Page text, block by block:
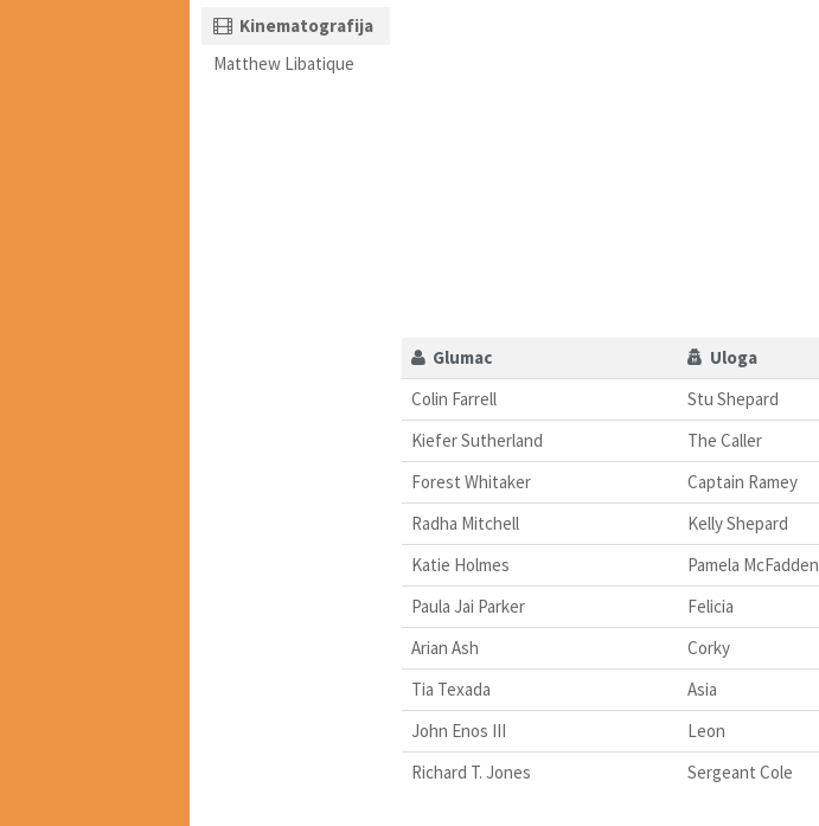
Kinematografija
Matthew Libatique
Glumac
Uloga
Colin Farrell
Stu Shepard
Kiefer Sutherland
The Caller
Forest Whitaker
Captain Ramey
Radha Mitchell
Kelly Shepard
Katie Holmes
Pamela McFadden
Paula Jai Parker
Felicia
Arian Ash
Corky
Tia Texada
Asia
John Enos III
Leon
Richard T. Jones
Sergeant Cole